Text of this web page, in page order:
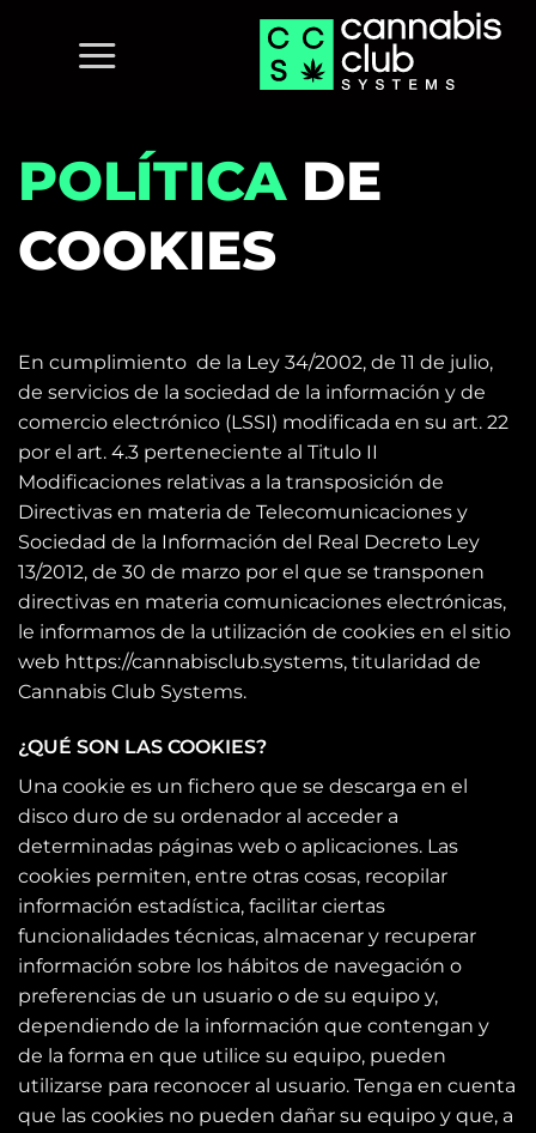
contenido
POLÍTICA DE
COOKIES
En cumplimiento de la Ley 34/2002, de 11 de julio,
de servicios de la sociedad de la información y de
comercio electrónico (LSSI) modificada en su art. 22
por el art. 4.3 perteneciente al Titulo II
Modificaciones relativas a la transposición de
Directivas en materia de Telecomunicaciones y
Sociedad de la Información del Real Decreto Ley
13/2012, de 30 de marzo por el que se transponen
directivas en materia comunicaciones electrónicas,
le informamos de la utilización de cookies en el sitio
web https://cannabisclub.systems, titularidad de
Cannabis Club Systems.
¿QUÉ SON LAS COOKIES?
Una cookie es un fichero que se descarga en el
disco duro de su ordenador al acceder a
determinadas páginas web o aplicaciones. Las
cookies permiten, entre otras cosas, recopilar
información estadística, facilitar ciertas
funcionalidades técnicas, almacenar y recuperar
información sobre los hábitos de navegación o
preferencias de un usuario o de su equipo y,
dependiendo de la información que contengan y
de la forma en que utilice su equipo, pueden
utilizarse para reconocer al usuario. Tenga en cuenta
que las cookies no pueden dañar su equipo y que, a